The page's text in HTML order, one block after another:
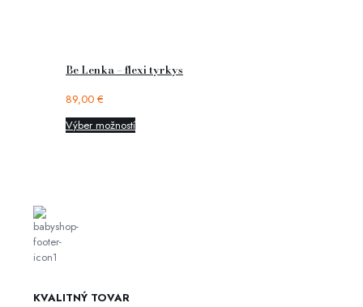
Be Lenka – flexi tyrkys
89,00 €
Výber možností
KVALITNÝ TOVAR